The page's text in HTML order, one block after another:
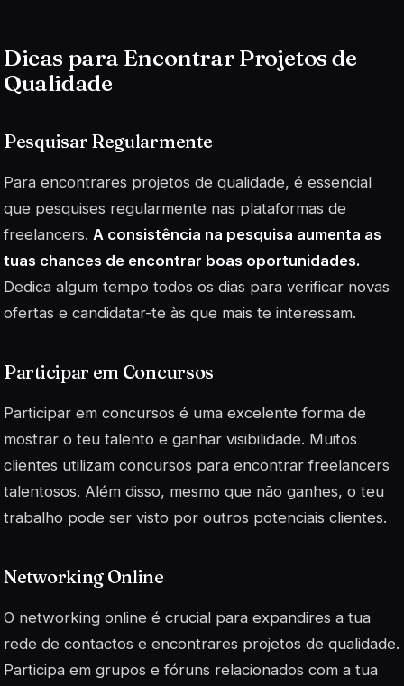
Dicas para Encontrar Projetos de
Qualidade
Pesquisar Regularmente
Para encontrares projetos de qualidade, é essencial
que pesquises regularmente nas plataformas de
freelancers. A consistência na pesquisa aumenta as
tuas chances de encontrar boas oportunidades.
Dedica algum tempo todos os dias para verificar novas
ofertas e candidatar-te às que mais te interessam.
Participar em Concursos
Participar em concursos é uma excelente forma de
mostrar o teu talento e ganhar visibilidade. Muitos
clientes utilizam concursos para encontrar freelancers
talentosos. Além disso, mesmo que não ganhes, o teu
trabalho pode ser visto por outros potenciais clientes.
Networking Online
O networking online é crucial para expandires a tua
rede de contactos e encontrares projetos de qualidade.
Participa em grupos e fóruns relacionados com a tua